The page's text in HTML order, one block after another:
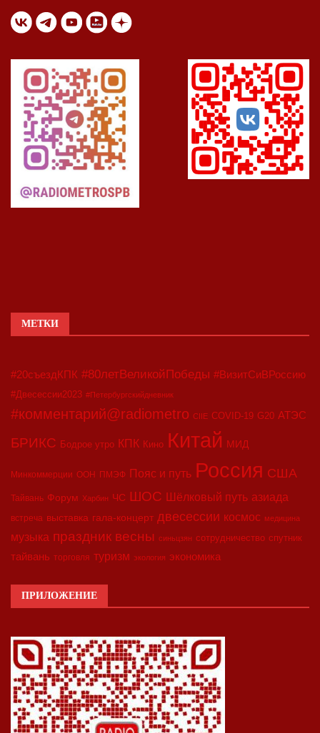
МЕТКИ
#20съездКПК #80летВеликойПобеды #ВизитСиВРоссию
#Двесессии2023 #Петербургскийдневник
#комментарий@radiometro CIIE COVID-19 G20 АТЭС
БРИКС Бодрое утро КПК Кино Китай МИД
Минкоммерции ООН ПМЭФ Пояс и путь Россия США
Тайвань Форум Харбин ЧС ШОС Шёлковый путь азиада
встреча выставка гала-концерт двесессии космос медицина
музыка праздник весны синьцзян сотрудничество спутник
тайвань торговля туризм экология экономика
ПРИЛОЖЕНИЕ